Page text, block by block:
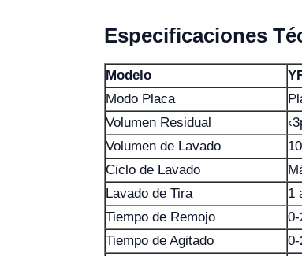
Especificaciones
Modelo
Modo Placa
Volumen Residual
Volumen de Lavado
Ciclo de Lavado
Lavado de Tira
1
Tiempo de Remojo
0-
Tiempo de Agitado
0-